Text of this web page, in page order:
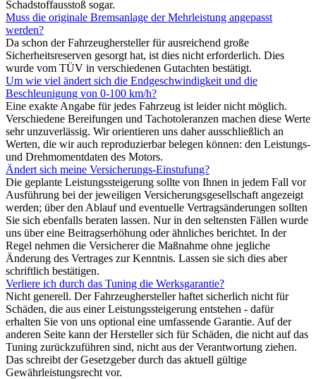
Schadstoffausstoß sogar.
Muss die originale Bremsanlage der Mehrleistung angepasst
werden?
Da schon der Fahrzeughersteller für ausreichend große
Sicherheitsreserven gesorgt hat, ist dies nicht erforderlich. Dies
wurde vom TÜV in verschiedenen Gutachten bestätigt.
Um wie viel ändert sich die Endgeschwindigkeit und die
Beschleunigung von 0-100 km/h?
Eine exakte Angabe für jedes Fahrzeug ist leider nicht möglich.
Verschiedene Bereifungen und Tachotoleranzen machen diese Werte
sehr unzuverlässig. Wir orientieren uns daher ausschließlich an
Werten, die wir auch reproduzierbar belegen können: den Leistungs-
und Drehmomentdaten des Motors.
Ändert sich meine Versicherungs-Einstufung?
Die geplante Leistungssteigerung sollte von Ihnen in jedem Fall vor
Ausführung bei der jeweiligen Versicherungsgesellschaft angezeigt
werden; über den Ablauf und eventuelle Vertragsänderungen sollten
Sie sich ebenfalls beraten lassen. Nur in den seltensten Fällen wurde
uns über eine Beitragserhöhung oder ähnliches berichtet. In der
Regel nehmen die Versicherer die Maßnahme ohne jegliche
Änderung des Vertrages zur Kenntnis. Lassen sie sich dies aber
schriftlich bestätigen.
Verliere ich durch das Tuning die Werksgarantie?
Nicht generell. Der Fahrzeughersteller haftet sicherlich nicht für
Schäden, die aus einer Leistungssteigerung entstehen - dafür
erhalten Sie von uns optional eine umfassende Garantie. Auf der
anderen Seite kann der Hersteller sich für Schäden, die nicht auf das
Tuning zurückzuführen sind, nicht aus der Verantwortung ziehen.
Das schreibt der Gesetzgeber durch das aktuell gültige
Gewährleistungsrecht vor.